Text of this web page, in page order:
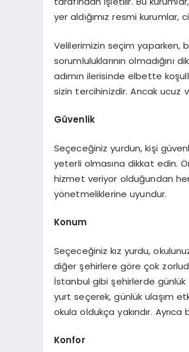
yer aldığımız resmi
Velilerimizin seçim yaparken,
sorumluluklarının
adımın ilerisinde elbette
sizin tercihinizdir. Ancak ucuz
Güvenlik
Seçeceğiniz yurdun, kişi
yeterli olmasına dikkat edin.
hizmet veriyor olduğundan
yönetmeliklerine uyundur.
Konum
Seçeceğiniz kız yurdu,
diğer şehirlere göre çok
İstanbul gibi şehirlerde günlük
yurt seçerek, günlük ulaşım
okula oldukça yakındır.
Konfor